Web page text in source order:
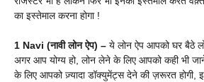
का इस्तेमाल करना होगा !
1 Navi (नावी लोन ऐप) – ये लोन ऐप आपको घर बैठे
अगर आप योग्य हो, लोन लेने के लिए आपको कही भी
के लिए आपको ज़्यादा डॉक्युमेंट्स देने की ज़रूरत होगी,